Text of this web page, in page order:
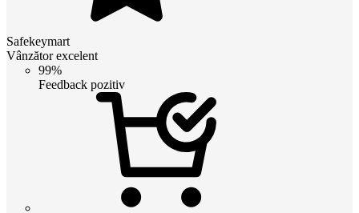
Safekeymart
Vânzător excelent
99%
Feedback pozitiv